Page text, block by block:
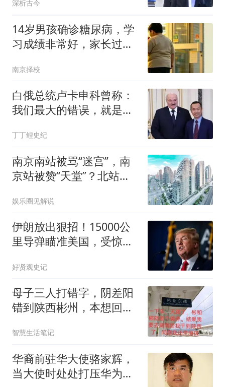
深析古今
14岁男孩确诊糖尿病，学
习成绩非常好，家长过度
炸鸡，可乐1天喝好几
瓶，体重达到200多斤
南京择校
白俄总统卢卡申科曾称：
我们最大的错误，就是没
丁丁鲤史纪
南京南站被骂“迷宫”，南
京站被赞“天堂”？北站
娱乐圈见解说
伊朗放出狠招！15000公
里导弹瞄准美国，受惊特
好贤观史记
母子三人打错字，阴差阳
错到陕西彬州，本想回湖
智慧生活笔记
华裔前驻华大使骆家辉，
当大使时处处打压华为，